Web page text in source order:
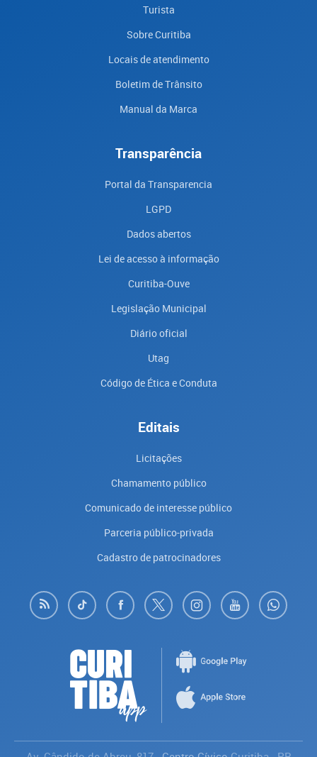
Turista
Sobre Curitiba
Locais de atendimento
Boletim de Trânsito
Manual da Marca
Transparência
Portal da Transparencia
LGPD
Dados abertos
Lei de acesso à informação
Curitiba-Ouve
Legislação Municipal
Diário oficial
Utag
Código de Ética e Conduta
Editais
Licitações
Chamamento público
Comunicado de interesse público
Parceria público-privada
Cadastro de patrocinadores